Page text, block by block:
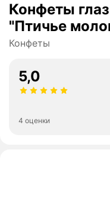
Конфеты
"Птичье
Конфеты
5,0
4 оценки